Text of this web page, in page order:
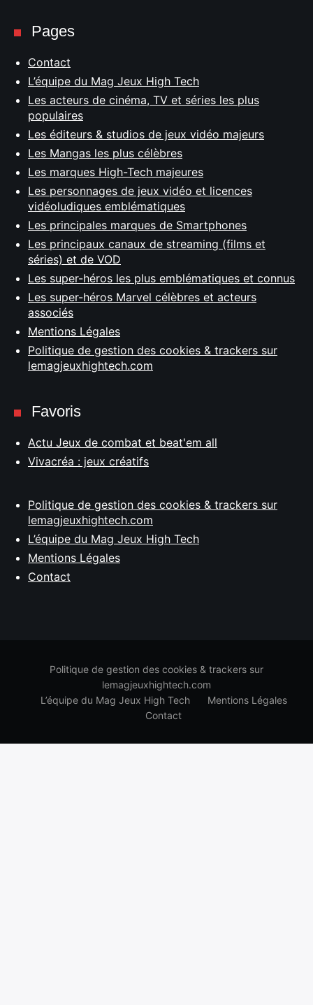
Pages
Contact
L’équipe du Mag Jeux High Tech
Les acteurs de cinéma, TV et séries les plus
populaires
Les éditeurs & studios de jeux vidéo majeurs
Les Mangas les plus célèbres
Les marques High-Tech majeures
Les personnages de jeux vidéo et licences
vidéoludiques emblématiques
Les principales marques de Smartphones
Les principaux canaux de streaming (films et
séries) et de VOD
Les super-héros les plus emblématiques et connus
Les super-héros Marvel célèbres et acteurs
associés
Mentions Légales
Politique de gestion des cookies & trackers sur
lemagjeuxhightech.com
Favoris
Actu Jeux de combat et beat'em all
Vivacréa : jeux créatifs
Politique de gestion des cookies & trackers sur
lemagjeuxhightech.com
L’équipe du Mag Jeux High Tech
Mentions Légales
Contact
Politique de gestion des cookies & trackers sur
lemagjeuxhightech.com
L’équipe du Mag Jeux High Tech
Mentions Légales
Contact